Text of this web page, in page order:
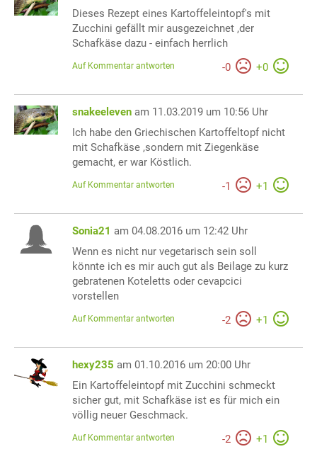
Dieses Rezept eines Kartoffeleintopf's mit
Zucchini gefällt mir ausgezeichnet ,der
Schafkäse dazu - einfach herrlich
-0 +0
Auf Kommentar antworten
snakeeleven am 11.03.2019 um 10:56 Uhr
Ich habe den Griechischen Kartoffeltopf nicht
mit Schafkäse ,sondern mit Ziegenkäse
gemacht, er war Köstlich.
-1 +1
Auf Kommentar antworten
Sonia21 am 04.08.2016 um 12:42 Uhr
Wenn es nicht nur vegetarisch sein soll
könnte ich es mir auch gut als Beilage zu kurz
gebratenen Koteletts oder cevapcici
vorstellen
-2 +1
Auf Kommentar antworten
hexy235 am 01.10.2016 um 20:00 Uhr
Ein Kartoffeleintopf mit Zucchini schmeckt
sicher gut, mit Schafkäse ist es für mich ein
völlig neuer Geschmack.
-2 +1
Auf Kommentar antworten